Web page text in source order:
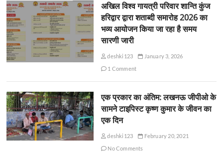
अखिल विश्व गायत्री परिवार शान्ति कुंज
हरिद्वार द्वारा शताब्दी समारोह 2026 का
भव्य आयोजन किया जा रहा है समय
सारणी जारी
deshki123
January 3, 2026
1 Comment
एक प्रकार का अंतिम: लखनऊ जीपीओ के
सामने टाइपिस्ट कृष्ण कुमार के जीवन का
एक दिन
deshki123
February 20, 2021
No Comments